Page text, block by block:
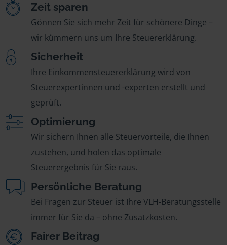
Zeit sparen
Gönnen Sie sich mehr Zeit für schönere Dinge –
wir kümmern uns um Ihre Steuererklärung.
Sicherheit
Ihre Einkommensteuererklärung wird von
Steuerexpertinnen und -experten erstellt und
geprüft.
Optimierung
Wir sichern Ihnen alle Steuervorteile, die Ihnen
zustehen, und holen das optimale
Steuerergebnis für Sie raus.
Persönliche Beratung
Bei Fragen zur Steuer ist Ihre VLH-Beratungsstelle
immer für Sie da – ohne Zusatzkosten.
Fairer Beitrag